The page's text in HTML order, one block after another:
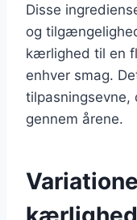
Disse
og
kærlighed til en
enhver smag.
gennem årene.